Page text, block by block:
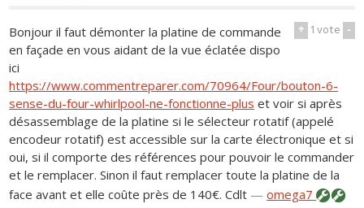
+ 1vote -
Bonjour il faut démonter la platine de commande
en façade en vous aidant de la vue éclatée dispo
ici
https://www.commentreparer.com/70964/Four/bouton-6-
sense-du-four-whirlpool-ne-fonctionne-plus et voir si après
désassemblage de la platine si le sélecteur rotatif (appelé
encodeur rotatif) est accessible sur la carte électronique et si
oui, si il comporte des références pour pouvoir le commander
et le remplacer. Sinon il faut remplacer toute la platine de la
face avant et elle coûte près de 140€. Cdlt —omega7